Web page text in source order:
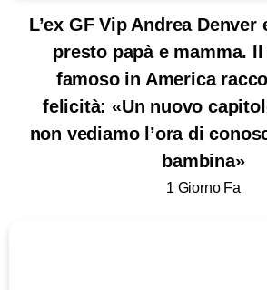
L’ex GF Vip Andrea Denver
presto papà e mamma. Il
famoso in America
felicità: «Un nuovo
non vediamo l’ora di
bambina»
1 Giorno Fa